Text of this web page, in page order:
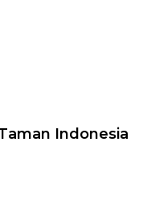
Indonesia